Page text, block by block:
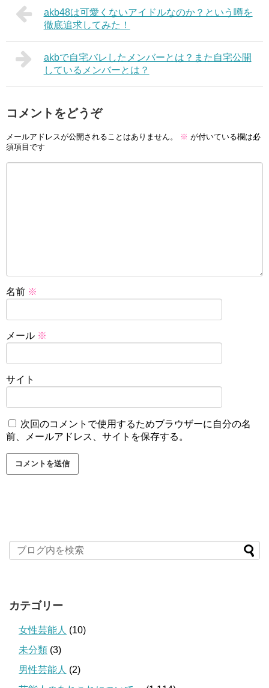
akb48は可愛くないアイドルなのか？という噂を
徹底追求してみた！
akbで自宅バレしたメンバーとは？また自宅公開
しているメンバーとは？
コメントをどうぞ
メールアドレスが公開されることはありません。 ※ が付いている欄は必
須項目です
名前 ※
メール ※
サイト
次回のコメントで使用するためブラウザーに自分の名
前、メールアドレス、サイトを保存する。
カテゴリー
女性芸能人 (10)
未分類 (3)
男性芸能人 (2)